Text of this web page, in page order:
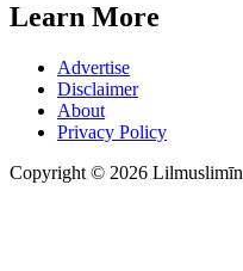
Learn More
Advertise
Disclaimer
About
Privacy Policy
Copyright © 2026 Lilmuslimīn